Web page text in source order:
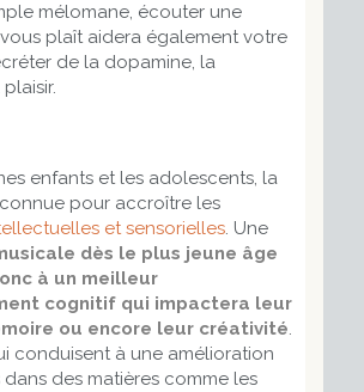
mélomane, écouter une
plaît aidera également votre
de la dopamine, la
enfants et les adolescents, la
pour accroître les
et sensorielles. Une
dès le plus jeune âge
à un meilleur
cognitif qui impactera leur
ou encore leur créativité.
conduisent à une amélioration
des matières comme les